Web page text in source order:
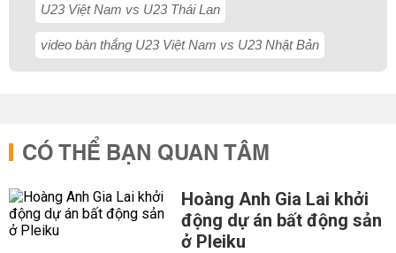
U23 Việt Nam vs U23 Thái Lan
video bàn thắng U23 Việt Nam vs U23 Nhật Bản
CÓ THỂ BẠN QUAN TÂM
Hoàng Anh Gia Lai khởi
động dự án bất động sản
ở Pleiku